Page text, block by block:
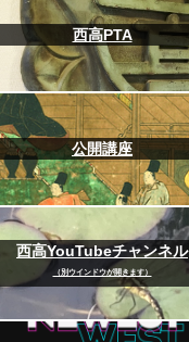
西高PTA
公開講座
西高YouTubeチャンネル
（別ウインドウが開きます）